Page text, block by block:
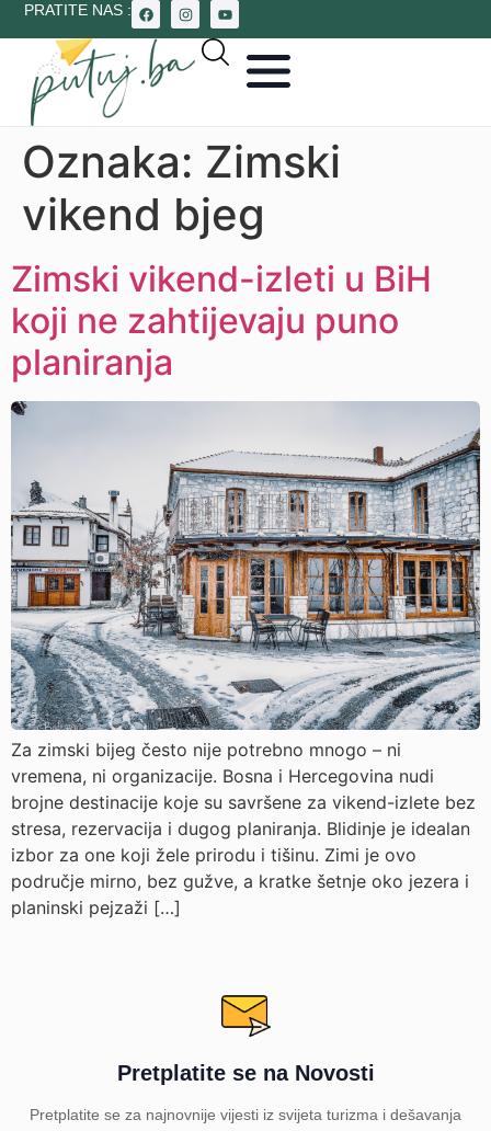
PRATITE NAS :
Oznaka: Zimski
vikend bjeg
Zimski vikend-izleti u BiH
koji ne zahtijevaju puno
planiranja
Za zimski bijeg često nije potrebno mnogo – ni
vremena, ni organizacije. Bosna i Hercegovina nudi
brojne destinacije koje su savršene za vikend-izlete bez
stresa, rezervacija i dugog planiranja. Blidinje je idealan
izbor za one koji žele prirodu i tišinu. Zimi je ovo
područje mirno, bez gužve, a kratke šetnje oko jezera i
planinski pejzaži […]
Pretplatite se na Novosti
Pretplatite se za najnovnije vijesti iz svijeta turizma i dešavanja